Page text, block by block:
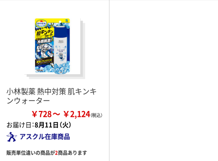
小林製薬 熱中対策 肌キンキ
ンウォーター
￥728 ￥2,124
お届け日：8月11日（火）
アスクル在庫商品
販売単位違いの商品が2商品あります